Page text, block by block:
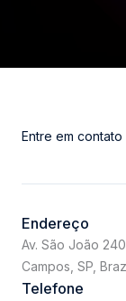
Entre em
Endereço
Av. São João
Campos, SP,
Telefone